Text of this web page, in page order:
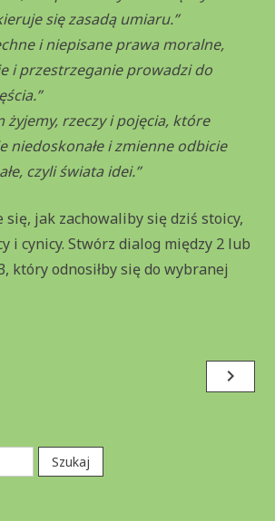
się zasadą umiaru.”
i niepisane prawa moralne,
i przestrzeganie prowadzi do
żyjemy, rzeczy i pojęcia, które
niedoskonałe i zmienne odbicie
czyli świata idei.”
się, jak zachowaliby się dziś stoicy,
i cynicy. Stwórz dialog między 2 lub
który odnosiłby się do wybranej
navigate_next